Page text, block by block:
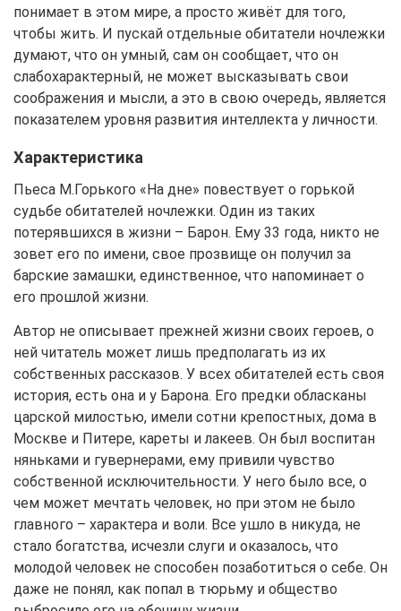
понимает в этом мире, а просто живёт для того,
чтобы жить. И пускай отдельные обитатели ночлежки
думают, что он умный, сам он сообщает, что он
слабохарактерный, не может высказывать свои
соображения и мысли, а это в свою очередь, является
показателем уровня развития интеллекта у личности.
Характеристика
Пьеса М.Горького «На дне» повествует о горькой
судьбе обитателей ночлежки. Один из таких
потерявшихся в жизни – Барон. Ему 33 года, никто не
зовет его по имени, свое прозвище он получил за
барские замашки, единственное, что напоминает о
его прошлой жизни.
Автор не описывает прежней жизни своих героев, о
ней читатель может лишь предполагать из их
собственных рассказов. У всех обитателей есть своя
история, есть она и у Барона. Его предки обласканы
царской милостью, имели сотни крепостных, дома в
Москве и Питере, кареты и лакеев. Он был воспитан
няньками и гувернерами, ему привили чувство
собственной исключительности. У него было все, о
чем может мечтать человек, но при этом не было
главного – характера и воли. Все ушло в никуда, не
стало богатства, исчезли слуги и оказалось, что
молодой человек не способен позаботиться о себе. Он
даже не понял, как попал в тюрьму и общество